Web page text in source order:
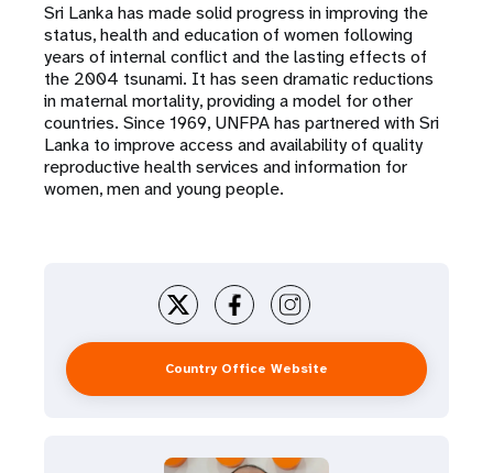
Sri Lanka has made solid progress in improving the
status, health and education of women following
years of internal conflict and the lasting effects of
the 2004 tsunami. It has seen dramatic reductions
in maternal mortality, providing a model for other
countries. Since 1969, UNFPA has partnered with Sri
Lanka to improve access and availability of quality
reproductive health services and information for
women, men and young people.
Country Office Website